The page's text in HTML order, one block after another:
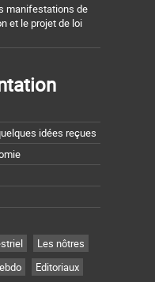
manifestations de
et le projet de loi
idées reçues
Les nôtres
Editoriaux